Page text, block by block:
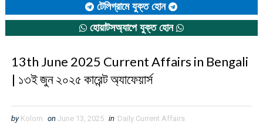
টেলিগ্রামে যুক্ত হোন
হোয়াটসঅ্যাপে যুক্ত হোন
13th June 2025 Current Affairs in Bengali
| ১৩ই জুন ২০২৫ কারেন্ট অ্যাফেয়ার্স
by Kolom on June 13, 2025 in Daily Current Affairs